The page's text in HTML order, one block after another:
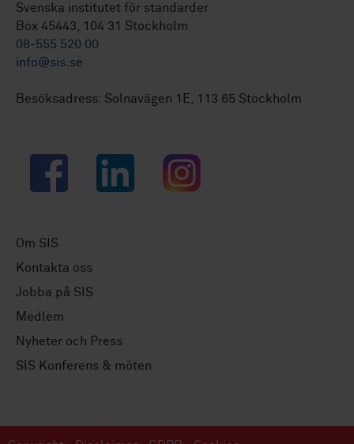
Svenska institutet för standarder
Box 45443, 104 31 Stockholm
08-555 520 00
info@sis.se
Besöksadress: Solnavägen 1E, 113 65 Stockholm
Facebook LinkedIn Instagram
Om SIS
Kontakta oss
Jobba på SIS
Medlem
Nyheter och Press
SIS Konferens & möten